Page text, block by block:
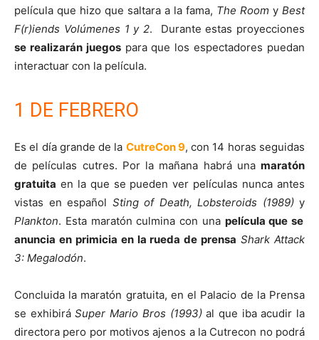
película que hizo que saltara a la fama, The Room y Best
F(r)iends Volúmenes 1 y 2. Durante estas proyecciones
se realizarán juegospara que los espectadores puedan
interactuar con la película.
1 DE FEBRERO
Es el día grande de la CutreCon 9, con 14 horas seguidas
de películas cutres. Por la mañana habrá una maratón
gratuita en la que se pueden ver películas nunca antes
vistas en español Sting of Death, Lobsteroids (1989) y
Plankton. Esta maratón culmina con una película que se
anuncia en primicia en la rueda de prensa Shark Attack
3: Megalodón.
Concluida la maratón gratuita, en el Palacio de la Prensa
se exhibiráSuper Mario Bros (1993)al que iba acudir la
directora pero por motivos ajenos a la Cutrecon no podrá